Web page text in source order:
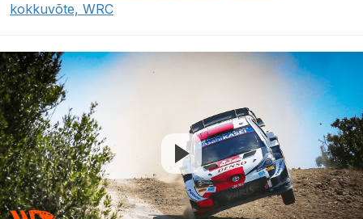
kokkuvõte, WRC